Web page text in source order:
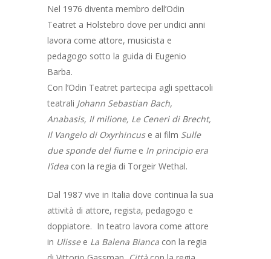
Nel 1976 diventa membro dell’Odin
Teatret a Holstebro dove per undici anni
lavora come attore, musicista e
pedagogo sotto la guida di Eugenio
Barba.
Con l’Odin Teatret partecipa agli spettacoli
teatrali Johann Sebastian Bach,
Anabasis, Il milione, Le Ceneri di Brecht,
Il Vangelo di Oxyrhincuse ai film Sulle
due sponde del fiumee In principio era
l’ideacon la regia di Torgeir Wethal.
Dal 1987 vive in Italia dove continua la sua
attività di attore, regista, pedagogo e
doppiatore. In teatro lavora come attore
in Ulissee La Balena Biancacon la regia